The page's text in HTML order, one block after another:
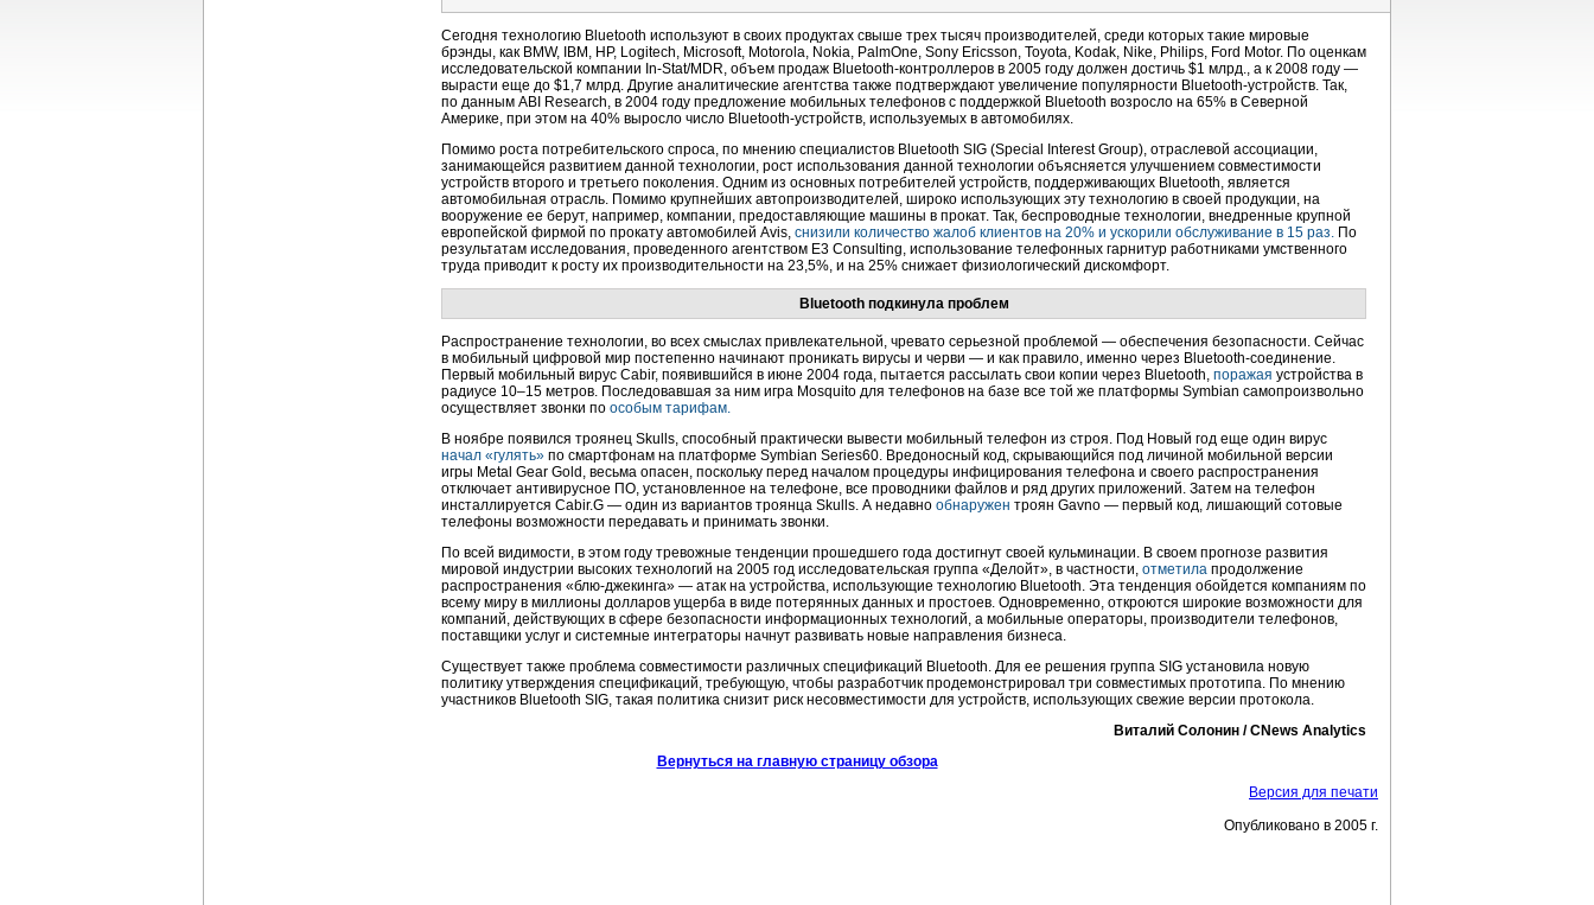
Сегодня технологию Bluetooth используют в своих продуктах свыше трех тысяч производителей, среди которых такие мировые
брэнды, как BMW, IBM, HP, Logitech, Microsoft, Motorola, Nokia, PalmOne, Sony Ericsson, Toyota, Kodak, Nike, Philips, Ford Motor. По оценкам
исследовательской компании In-Stat/MDR, объем продаж Bluetooth-контроллеров в 2005 году должен достичь $1 млрд., а к 2008 году —
вырасти еще до $1,7 млрд. Другие аналитические агентства также подтверждают увеличение популярности Bluetooth-устройств. Так,
по данным ABI Research, в 2004 году предложение мобильных телефонов с поддержкой Bluetooth возросло на 65% в Северной
Америке, при этом на 40% выросло число Bluetooth-устройств, используемых в автомобилях.
Помимо роста потребительского спроса, по мнению специалистов Bluetooth SIG (Special Interest Group), отраслевой ассоциации,
занимающейся развитием данной технологии, рост использования данной технологии объясняется улучшением совместимости
устройств второго и третьего поколения. Одним из основных потребителей устройств, поддерживающих Bluetooth, является
автомобильная отрасль. Помимо крупнейших автопроизводителей, широко использующих эту технологию в своей продукции, на
вооружение ее берут, например, компании, предоставляющие машины в прокат. Так, беспроводные технологии, внедренные крупной
европейской фирмой по прокату автомобилей Avis, снизили количество жалоб клиентов на 20% и ускорили обслуживание в 15 раз. По
результатам исследования, проведенного агентством E3 Consulting, использование телефонных гарнитур работниками умственного
труда приводит к росту их производительности на 23,5%, и на 25% снижает физиологический дискомфорт.
Bluetooth подкинула проблем
Распространение технологии, во всех смыслах привлекательной, чревато серьезной проблемой — обеспечения безопасности. Сейчас
в мобильный цифровой мир постепенно начинают проникать вирусы и черви — и как правило, именно через Bluetooth-соединение.
Первый мобильный вирус Cabir, появившийся в июне 2004 года, пытается рассылать свои копии через Bluetooth, поражая устройства в
радиусе 10–15 метров. Последовавшая за ним игра Mosquito для телефонов на базе все той же платформы Symbian самопроизвольно
осуществляет звонки по особым тарифам.
В ноябре появился троянец Skulls, способный практически вывести мобильный телефон из строя. Под Новый год еще один вирус
начал «гулять» по смартфонам на платформе Symbian Series60. Вредоносный код, скрывающийся под личиной мобильной версии
игры Metal Gear Gold, весьма опасен, поскольку перед началом процедуры инфицирования телефона и своего распространения
отключает антивирусное ПО, установленное на телефоне, все проводники файлов и ряд других приложений. Затем на телефон
инсталлируется Cabir.G — один из вариантов троянца Skulls. А недавно обнаружен троян Gavno — первый код, лишающий сотовые
телефоны возможности передавать и принимать звонки.
По всей видимости, в этом году тревожные тенденции прошедшего года достигнут своей кульминации. В своем прогнозе развития
мировой индустрии высоких технологий на 2005 год исследовательская группа «Делойт», в частности, отметила продолжение
распространения «блю-джекинга» — атак на устройства, использующие технологию Bluetooth. Эта тенденция обойдется компаниям по
всему миру в миллионы долларов ущерба в виде потерянных данных и простоев. Одновременно, откроются широкие возможности для
компаний, действующих в сфере безопасности информационных технологий, а мобильные операторы, производители телефонов,
поставщики услуг и системные интеграторы начнут развивать новые направления бизнеса.
Существует также проблема совместимости различных спецификаций Bluetooth. Для ее решения группа SIG установила новую
политику утверждения спецификаций, требующую, чтобы разработчик продемонстрировал три совместимых прототипа. По мнению
участников Bluetooth SIG, такая политика снизит риск несовместимости для устройств, использующих свежие версии протокола.
Виталий Солонин / CNews Analytics
Вернуться на главную страницу обзора
Версия для печати
Опубликовано в 2005 г.